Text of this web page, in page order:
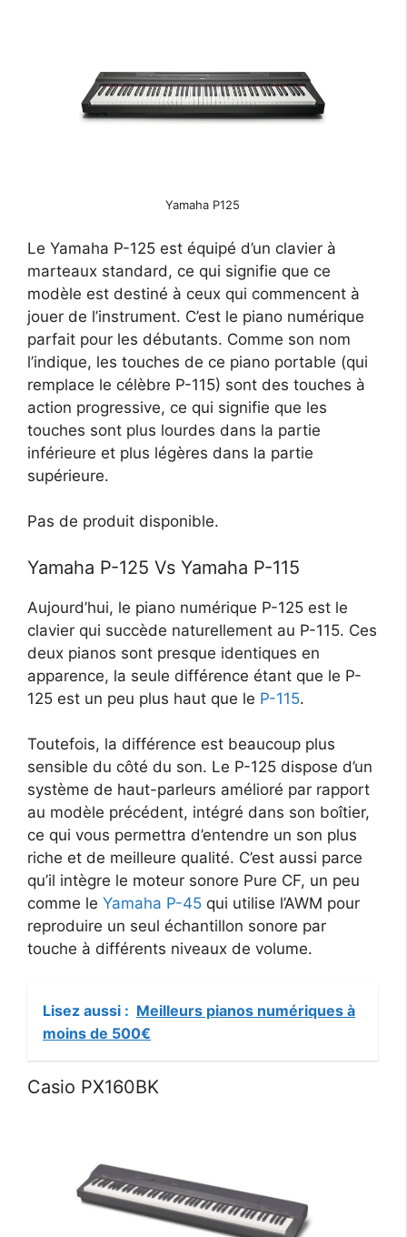
Yamaha P125
Le Yamaha P-125 est équipé d’un clavier à
marteaux standard, ce qui signifie que ce
modèle est destiné à ceux qui commencent à
jouer de l’instrument. C’est le piano numérique
parfait pour les débutants. Comme son nom
l’indique, les touches de ce piano portable (qui
remplace le célèbre P-115) sont des touches à
action progressive, ce qui signifie que les
touches sont plus lourdes dans la partie
inférieure et plus légères dans la partie
supérieure.
Pas de produit disponible.
Yamaha P-125 Vs Yamaha P-115
Aujourd’hui, le piano numérique P-125 est le
clavier qui succède naturellement au P-115. Ces
deux pianos sont presque identiques en
apparence, la seule différence étant que le P-
125 est un peu plus haut que le P-115.
Toutefois, la différence est beaucoup plus
sensible du côté du son. Le P-125 dispose d’un
système de haut-parleurs amélioré par rapport
au modèle précédent, intégré dans son boîtier,
ce qui vous permettra d’entendre un son plus
riche et de meilleure qualité. C’est aussi parce
qu’il intègre le moteur sonore Pure CF, un peu
comme le Yamaha P-45 qui utilise l’AWM pour
reproduire un seul échantillon sonore par
touche à différents niveaux de volume.
Lisez aussi : Meilleurs pianos numériques à
moins de 500€
Casio PX160BK